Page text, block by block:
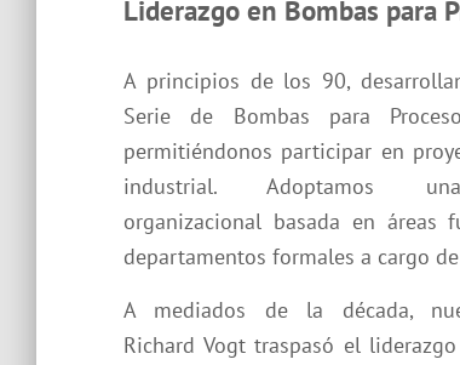
Liderazgo en Bombas para
A principios de los 90,
Serie de Bombas para
permitiéndonos participar en
industrial. Adoptamos
organizacional basada en áreas
departamentos formales a cargo
A mediados de la década,
Richard Vogt traspasó el